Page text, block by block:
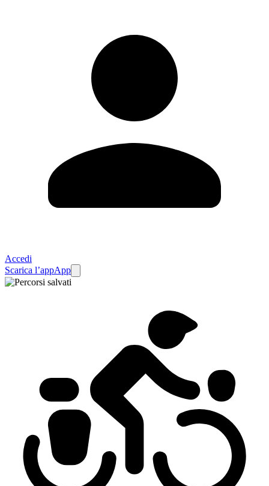
Accedi
Scarica l’appApp